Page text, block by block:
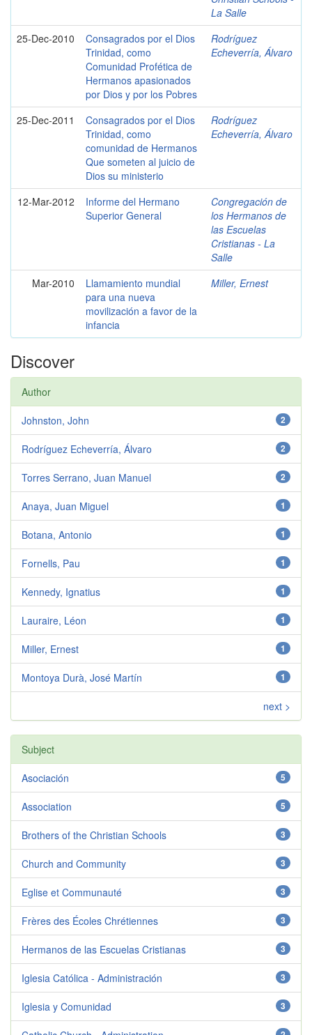
La Salle
25-Dec-2010
Consagrados por el Dios
Trinidad, como
Comunidad Profética de
Hermanos apasionados
por Dios y por los Pobres
Rodríguez
Echeverría, Álvaro
25-Dec-2011
Consagrados por el Dios
Trinidad, como
comunidad de Hermanos
Que someten al juicio de
Dios su ministerio
Rodríguez
Echeverría, Álvaro
12-Mar-2012
Informe del Hermano
Superior General
Congregación de
los Hermanos de
las Escuelas
Cristianas - La
Salle
Mar-2010
Llamamiento mundial
para una nueva
movilización a favor de la
infancia
Miller, Ernest
Discover
Author
2
Johnston, John
2
Rodríguez Echeverría, Álvaro
2
Torres Serrano, Juan Manuel
1
Anaya, Juan Miguel
1
Botana, Antonio
1
Fornells, Pau
1
Kennedy, Ignatius
1
Lauraire, Léon
1
Miller, Ernest
1
Montoya Durà, José Martín
next >
Subject
5
Asociación
5
Association
3
Brothers of the Christian Schools
3
Church and Community
3
Eglise et Communauté
3
Frères des Écoles Chrétiennes
3
Hermanos de las Escuelas Cristianas
3
Iglesia Católica - Administración
3
Iglesia y Comunidad